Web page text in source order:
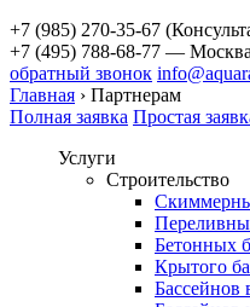
+7 (985) 270-35-67
+7 (495) 788-68-77 — Москва
обратный звонок
Главная › Партнерам
Полная заявка Простая
Услуги
Строительство
Бетонных
Крытого
Бассейнов